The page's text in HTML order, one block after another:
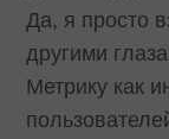
Да, я просто
другими
Метрику как